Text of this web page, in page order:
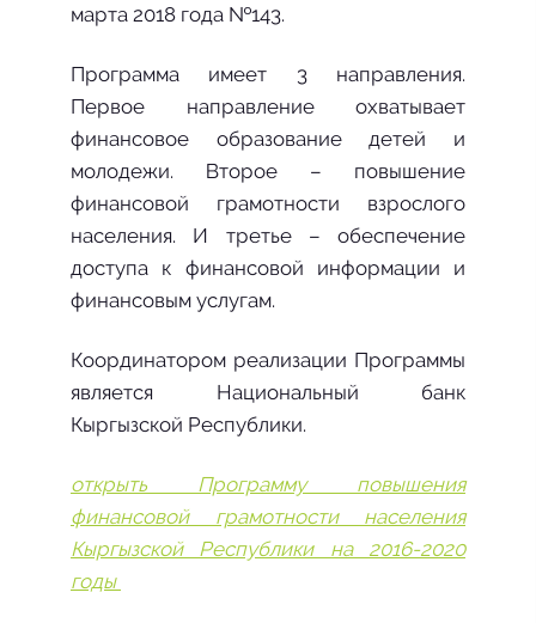
марта 2018 года №143.
Программа имеет 3 направления.
Первое направление охватывает
финансовое образование детей и
молодежи. Второе – повышение
финансовой грамотности взрослого
населения. И третье – обеспечение
доступа к финансовой информации и
финансовым услугам.
Координатором реализации Программы
является Национальный банк
Кыргызской Республики.
открыть Программу повышения
финансовой грамотности населения
Кыргызской Республики на 2016-2020
годы